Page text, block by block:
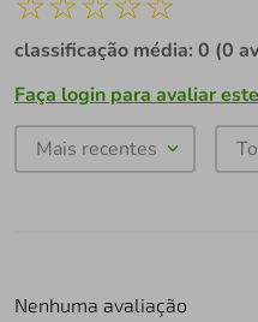
classificação média: 0 (0
Faça login para avaliar
Mais recentes
Nenhuma avaliação